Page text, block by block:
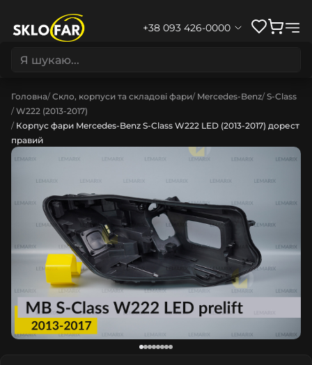
+38 093 426-0000
Головна Скло, корпуси та складові фари Mercedes-Benz S-Class
W222 (2013-2017)
Корпус фари Mercedes-Benz S-Class W222 LED (2013-2017) дорест
правий